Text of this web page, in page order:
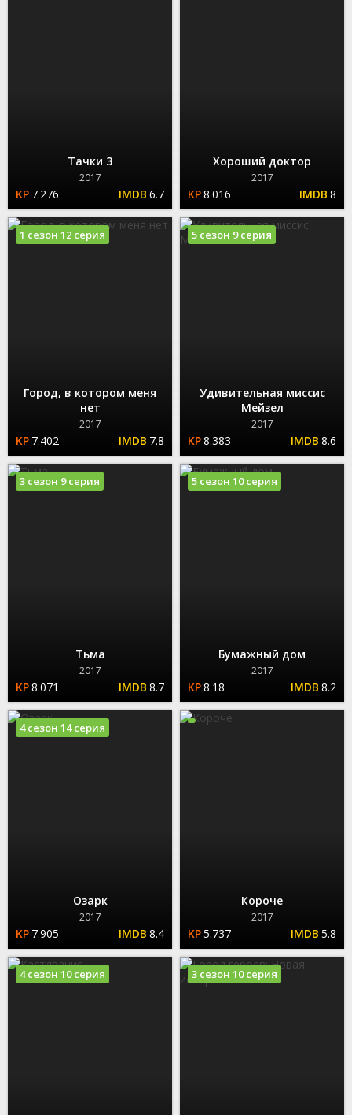
Тачки 3
2017
7.276 6.7
Хороший доктор
2017
8.016 8
Город, в котором меня
нет
2017
7.402 7.8
1 сезон 12 серия
Удивительная миссис
Мейзел
2017
8.383 8.6
5 сезон 9 серия
Тьма
2017
8.071 8.7
3 сезон 9 серия
Бумажный дом
2017
8.18 8.2
5 сезон 10 серия
Озарк
2017
7.905 8.4
4 сезон 14 серия
Короче
2017
5.737 5.8
4 сезон 10 серия 3 сезон 10 серия